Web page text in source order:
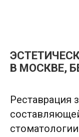
В МОСКВЕ,
Реставрация